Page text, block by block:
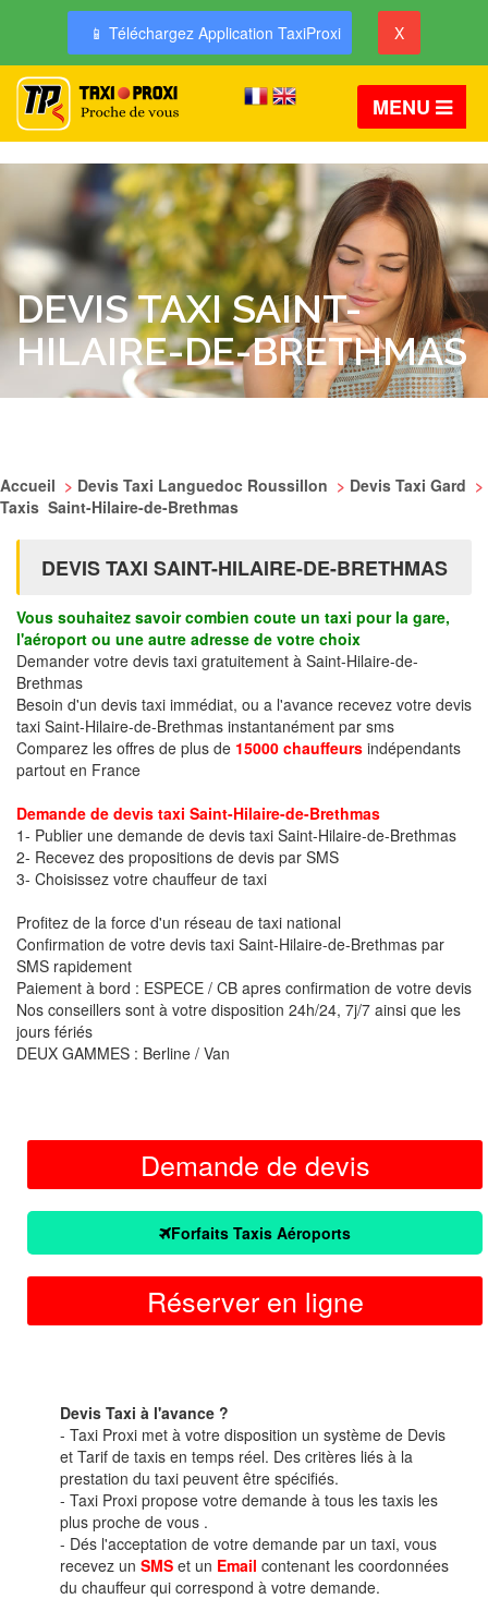
📱 Téléchargez Application TaxiProxi X
MENU
DEVIS TAXI SAINT-
HILAIRE-DE-BRETHMAS
Accueil > Devis Taxi Languedoc Roussillon > Devis Taxi Gard >
Taxis Saint-Hilaire-de-Brethmas
DEVIS TAXI SAINT-HILAIRE-DE-BRETHMAS
Vous souhaitez savoir combien coute un taxi pour la gare,
l'aéroport ou une autre adresse de votre choix
Demander votre devis taxi gratuitement à Saint-Hilaire-de-
Brethmas
Besoin d'un devis taxi immédiat, ou a l'avance recevez votre devis
taxi Saint-Hilaire-de-Brethmas instantanément par sms
Comparez les offres de plus de 15000 chauffeurs indépendants
partout en France
Demande de devis taxi Saint-Hilaire-de-Brethmas
1- Publier une demande de devis taxi Saint-Hilaire-de-Brethmas
2- Recevez des propositions de devis par SMS
3- Choisissez votre chauffeur de taxi
Profitez de la force d'un réseau de taxi national
Confirmation de votre devis taxi Saint-Hilaire-de-Brethmas par
SMS rapidement
Paiement à bord : ESPECE / CB apres confirmation de votre devis
Nos conseillers sont à votre disposition 24h/24, 7j/7 ainsi que les
jours fériés
DEUX GAMMES : Berline / Van
Demande de devis
Forfaits Taxis Aéroports
Réserver en ligne
Devis Taxi à l'avance ?
- Taxi Proxi met à votre disposition un système de Devis
et Tarif de taxis en temps réel. Des critères liés à la
prestation du taxi peuvent être spécifiés.
- Taxi Proxi propose votre demande à tous les taxis les
plus proche de vous .
- Dés l'acceptation de votre demande par un taxi, vous
recevez un SMS et un Email contenant les coordonnées
du chauffeur qui correspond à votre demande.